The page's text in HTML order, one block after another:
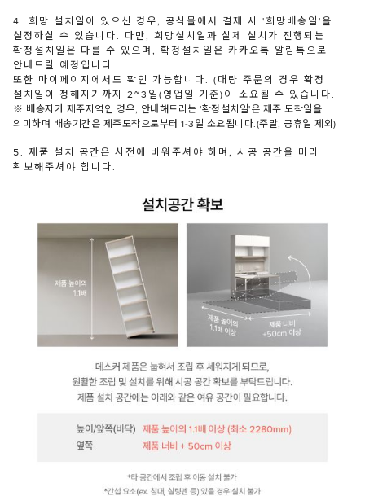
4. 희망 설치일이 있으신 경우, 공식몰에서 결제 시 '희망배송일'을
설정하실 수 있습니다. 다만, 희망설치일과 실제 설치가 진행되는
확정설치일은 다를 수 있으며, 확정설치일은 카카오톡 알림톡으로
안내드릴 예정입니다.
또한 마이페이지에서도 확인 가능합니다. (대량 주문의 경우 확정
설치일이 정해지기까지 2~3일(영업일 기준)이 소요될 수 있습니다.
※ 배송지가 제주지역인 경우, 안내해드리는 '확정설치일'은 제주 도착일을
의미하며 배송기간은 제주도착으로부터 1-3일 소요됩니다.(주말, 공휴일 제외)
5. 제품 설치 공간은 사전에 비워주셔야 하며, 시공 공간을 미리
확보해주셔야 합니다.